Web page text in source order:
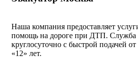
Наша компания предоставляет
помощь на дороге при ДТП. Служба
круглосуточно с быстрой подачей
«12» лет.